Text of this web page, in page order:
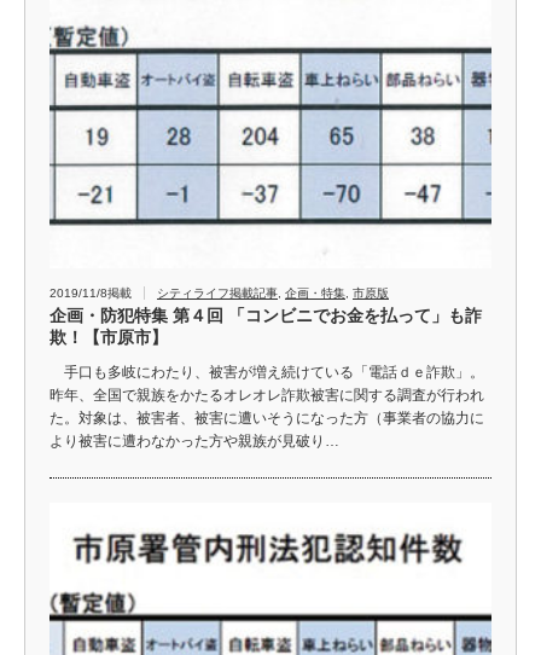
2019/11/8掲載 シティライフ掲載記事 企画・特集 市原版
企画・防犯特集 第４回 「コンビニでお金を払って」も詐
欺！【市原市】
手口も多岐にわたり、被害が増え続けている「電話ｄｅ詐欺」。
昨年、全国で親族をかたるオレオレ詐欺被害に関する調査が行われ
た。対象は、被害者、被害に遭いそうになった方（事業者の協力に
より被害に遭わなかった方や親族が見破り…